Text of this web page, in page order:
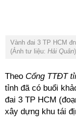
Vành đai 3 TP HCM
(Ảnh tư liệu: Hải Quân
Theo Cổng TTĐT
tỉnh đã có buổi
đai 3 TP HCM
xây dựng khu tái